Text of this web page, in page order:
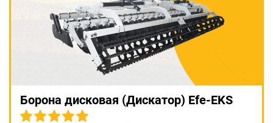
Борона дисковая (Дискатор) Efe-EKS